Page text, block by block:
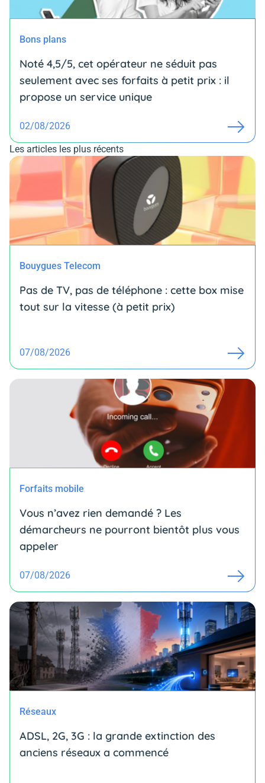
Bons plans
Noté 4,5/5, cet opérateur ne séduit pas
seulement avec ses forfaits à petit prix : il
propose un service unique
02/08/2026
Les articles les plus récents
Bouygues Telecom
Pas de TV, pas de téléphone : cette box mise
tout sur la vitesse (à petit prix)
07/08/2026
Forfaits mobile
Vous n’avez rien demandé ? Les
démarcheurs ne pourront bientôt plus vous
appeler
07/08/2026
Réseaux
ADSL, 2G, 3G : la grande extinction des
anciens réseaux a commencé